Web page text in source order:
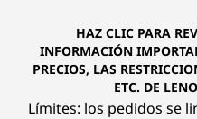
HAZ CLIC PARA
INFORMACIÓN
PRECIOS, LAS
ETC. DE
Límites: los pedidos se